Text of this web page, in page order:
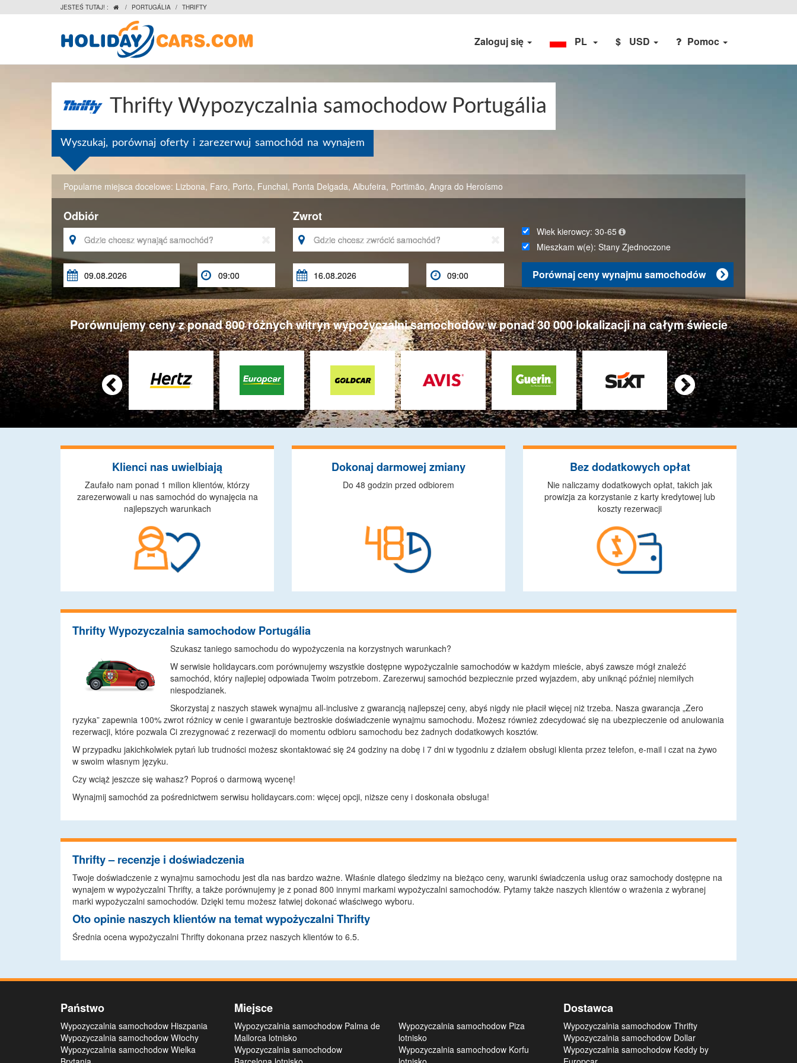
JESTEŚ TUTAJ! :  / PORTUGÁLIA / THRIFTY
Zaloguj się PL $ USD Pomoc
Thrifty Wypozyczalnia samochodow Portugália
Wyszukaj, porównaj oferty i zarezerwuj samochód na wynajem
Popularne miejsca docelowe: Lizbona, Faro, Porto, Funchal, Ponta Delgada, Albufeira, Portimão, Angra do Heroísmo
Odbiór

 
Zwrot

 
Wiek kierowcy:30-65
Mieszkam w(e):Stany Zjednoczone

Porównaj ceny wynajmu samochodów
Porównujemy ceny z ponad 800 różnych witryn wypożyczalni samochodów w ponad 30 000 lokalizacji na całym świecie
 
Klienci nas uwielbiają
Zaufało nam ponad 1 milion klientów, którzy
zarezerwowali u nas samochód do wynajęcia na
najlepszych warunkach
Dokonaj darmowej zmiany
Do 48 godzin przed odbiorem
Bez dodatkowych opłat
Nie naliczamy dodatkowych opłat, takich jak
prowizja za korzystanie z karty kredytowej lub
koszty rezerwacji
Thrifty Wypozyczalnia samochodow Portugália
Szukasz taniego samochodu do wypożyczenia na korzystnych warunkach?
W serwisie holidaycars.com porównujemy wszystkie dostępne wypożyczalnie samochodów w każdym mieście, abyś zawsze mógł znaleźć
samochód, który najlepiej odpowiada Twoim potrzebom. Zarezerwuj samochód bezpiecznie przed wyjazdem, aby uniknąć później niemiłych
niespodzianek.
Skorzystaj z naszych stawek wynajmu all-inclusive z gwarancją najlepszej ceny, abyś nigdy nie płacił więcej niż trzeba. Nasza gwarancja „Zero
ryzyka” zapewnia 100% zwrot różnicy w cenie i gwarantuje beztroskie doświadczenie wynajmu samochodu. Możesz również zdecydować się na ubezpieczenie od anulowania
rezerwacji, które pozwala Ci zrezygnować z rezerwacji do momentu odbioru samochodu bez żadnych dodatkowych kosztów.
W przypadku jakichkolwiek pytań lub trudności możesz skontaktować się 24 godziny na dobę i 7 dni w tygodniu z działem obsługi klienta przez telefon, e-mail i czat na żywo
w swoim własnym języku.
Czy wciąż jeszcze się wahasz? Poproś o darmową wycenę!
Wynajmij samochód za pośrednictwem serwisu holidaycars.com: więcej opcji, niższe ceny i doskonała obsługa!
Thrifty – recenzje i doświadczenia
Twoje doświadczenie z wynajmu samochodu jest dla nas bardzo ważne. Właśnie dlatego śledzimy na bieżąco ceny, warunki świadczenia usług oraz samochody dostępne na
wynajem w wypożyczalni Thrifty, a także porównujemy je z ponad 800 innymi markami wypożyczalni samochodów. Pytamy także naszych klientów o wrażenia z wybranej
marki wypożyczalni samochodów. Dzięki temu możesz łatwiej dokonać właściwego wyboru.
Oto opinie naszych klientów na temat wypożyczalni Thrifty
Średnia ocena wypożyczalni Thrifty dokonana przez naszych klientów to 6.5.
Państwo
Wypozyczalnia samochodow Hiszpania
Wypozyczalnia samochodow Włochy
Wypozyczalnia samochodow Wielka
Miejsce
Wypozyczalnia samochodow Palma de
Mallorca lotnisko
Wypozyczalnia samochodow
Wypozyczalnia samochodow Piza
lotnisko
Wypozyczalnia samochodow Korfu
Dostawca
Wypozyczalnia samochodow Thrifty
Wypozyczalnia samochodow Dollar
Wypozyczalnia samochodow Keddy by